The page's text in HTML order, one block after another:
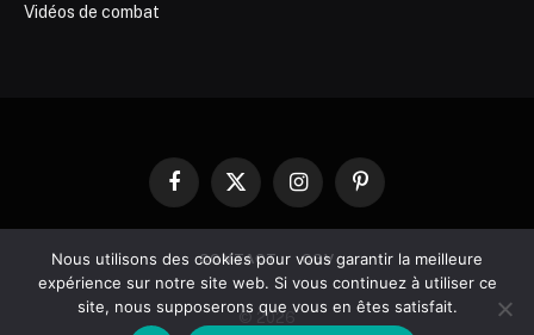
Vidéos de combat
Facebook
X
InstagramPinterest
CONTACT CGV
© 2026
Nous utilisons des cookies pour vous garantir la meilleure
expérience sur notre site web. Si vous continuez à utiliser ce
site, nous supposerons que vous en êtes satisfait.